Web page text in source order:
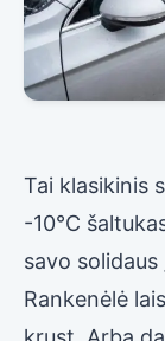
Tai klasikinis
-10°C
savo solidaus
Rankenėlė